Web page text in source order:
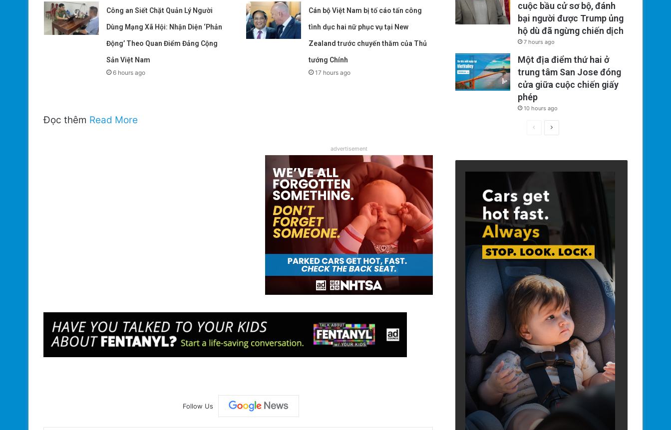
Công an Siết Chặt Quản Lý Người
Dùng Mạng Xã Hội: Nhận Diện ‘Phản
Động’ Theo Quan Điểm Đảng Cộng
Sản Việt Nam
6 hours ago
Cán bộ Việt Nam bị tố cáo tấn công
tình dục hai nữ phục vụ tại New
Zealand trước chuyến thăm của Thủ
tướng Chính
17 hours ago
Đọc thêm Read More
advertisement
Follow Us
cuộc bầu cử sơ bộ, đánh
bại người được Trump ủng
hộ dù đã ngừng chiến dịch
7 hours ago
Một địa điểm thứ hai ở
trung tâm San Jose đóng
cửa giữa cuộc chiến giấy
phép
10 hours ago
PreviousNext